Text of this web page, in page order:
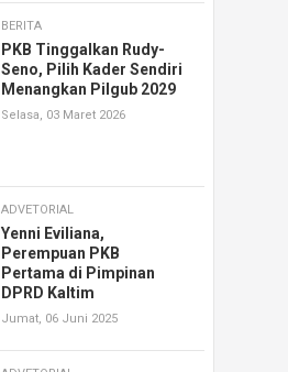
BERITA
PKB Tinggalkan Rudy-
Seno, Pilih Kader Sendiri
Menangkan Pilgub 2029
Selasa, 03 Maret 2026
ADVETORIAL
Yenni Eviliana,
Perempuan PKB
Pertama di Pimpinan
DPRD Kaltim
Jumat, 06 Juni 2025